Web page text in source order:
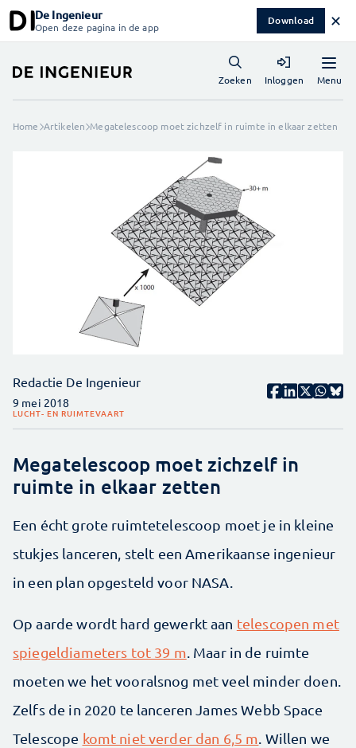
De Ingenieur
Open deze pagina in de app Download ✕
Menu
Zoeken Inloggen
Home Artikelen Megatelescoop moet zichzelf in ruimte in elkaar zetten
Redactie De Ingenieur
9 mei 2018
LUCHT- EN RUIMTEVAART
Megatelescoop moet zichzelf in
ruimte in elkaar zetten
Een écht grote ruimtetelescoop moet je in kleine
stukjes lanceren, stelt een Amerikaanse ingenieur
in een plan opgesteld voor NASA.
Op aarde wordt hard gewerkt aan telescopen met
spiegeldiameters tot 39 m. Maar in de ruimte
moeten we het vooralsnog met veel minder doen.
Zelfs de in 2020 te lanceren James Webb Space
Telescope komt niet verder dan 6,5 m. Willen we